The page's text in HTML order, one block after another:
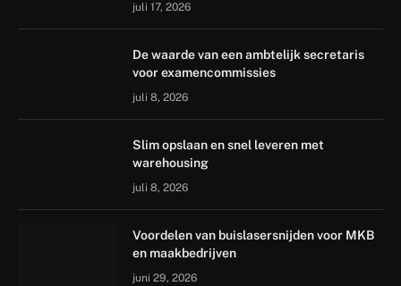
juli 17, 2026
De waarde van een ambtelijk secretaris
voor examencommissies
juli 8, 2026
Slim opslaan en snel leveren met
warehousing
juli 8, 2026
Voordelen van buislasersnijden voor MKB
en maakbedrijven
juni 29, 2026